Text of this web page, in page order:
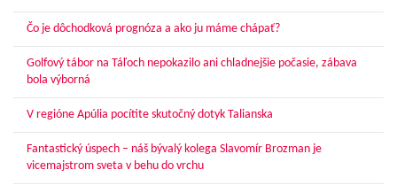
Čo je dôchodková prognóza a ako ju máme chápať?
Golfový tábor na Táľoch nepokazilo ani chladnejšie počasie, zábava
bola výborná
V regióne Apúlia pocítite skutočný dotyk Talianska
Fantastický úspech – náš bývalý kolega Slavomír Brozman je
vicemajstrom sveta v behu do vrchu